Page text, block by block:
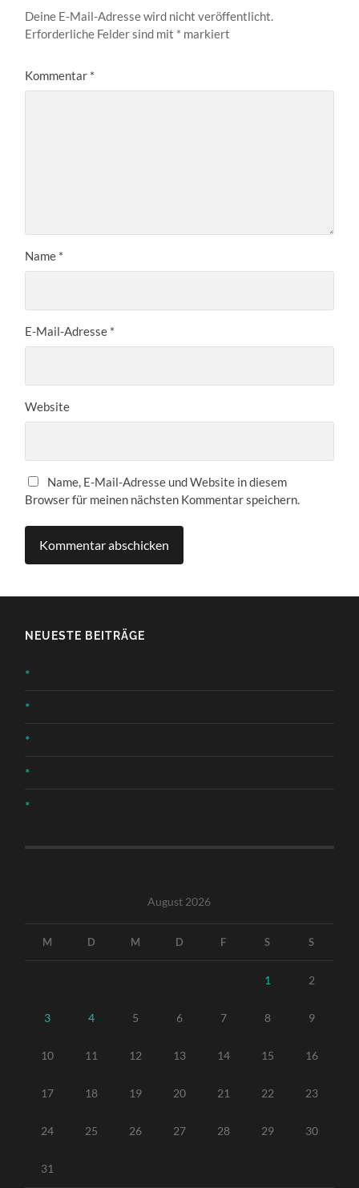
Deine E-Mail-Adresse wird nicht veröffentlicht.
Erforderliche Felder sind mit * markiert
Kommentar *
Name *
E-Mail-Adresse *
Website
Name, E-Mail-Adresse und Website in diesem
Browser für meinen nächsten Kommentar speichern.
NEUESTE BEITRÄGE
*
*
*
*
*
August 2026
M D M D F S S
1 2
3 4 5 6 7 8 9
10 11 12 13 14 15 16
17 18 19 20 21 22 23
24 25 26 27 28 29 30
31